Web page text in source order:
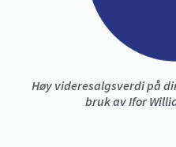
Høy videresalgsverdi på
bruk av Ifor